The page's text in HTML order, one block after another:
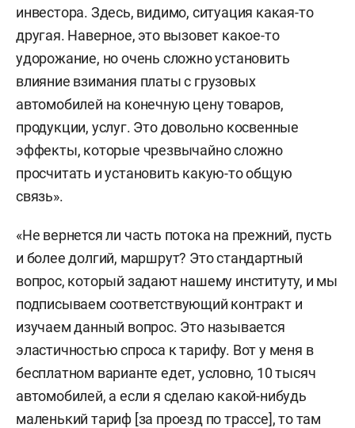
инвестора. Здесь, видимо, ситуация какая-то
другая. Наверное, это вызовет какое-то
удорожание, но очень сложно установить
влияние взимания платы с грузовых
автомобилей на конечную цену товаров,
продукции, услуг. Это довольно косвенные
эффекты, которые чрезвычайно сложно
просчитать и установить какую-то общую
связь».
«Не вернется ли часть потока на прежний, пусть
и более долгий, маршрут? Это стандартный
вопрос, который задают нашему институту, и мы
подписываем соответствующий контракт и
изучаем данный вопрос. Это называется
эластичностью спроса к тарифу. Вот у меня в
бесплатном варианте едет, условно, 10 тысяч
автомобилей, а если я сделаю какой-нибудь
маленький тариф [за проезд по трассе], то там